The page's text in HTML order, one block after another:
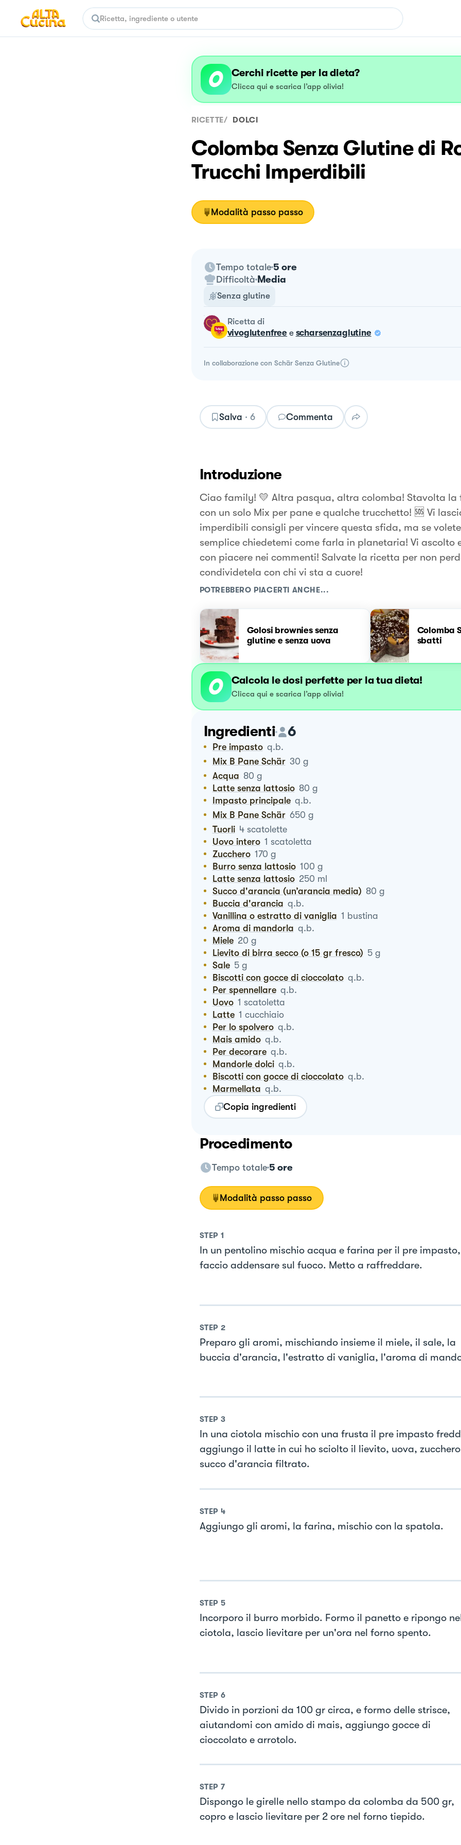
Cerchi ricette per la dieta?
Clicca qui e scarica l’app olivia!
RICETTE/ DOLCI
Colomba Senza Glutine di
Trucchi Imperdibili
Modalità passo passo
Tempo totale 5 ore
Difficoltà Media
Senza glutine
ricetta di
vivoglutenfree e scharsenzaglutine
In collaborazione con Schär Senza Glutine
Salva · 6 Commenta
Introduzione
Ciao family! 💛 Altra pasqua, altra colomba! Stavolta la
con un solo Mix per pane e qualche trucchetto! 🆘 Vi
imperdibili consigli per vincere questa sfida, ma se
semplice chiedetemi come farla in planetaria! Vi ascolto
con piacere nei commenti! Salvate la ricetta per non
condividetela con chi vi sta a cuore!
POTREBBERO PIACERTI ANCHE...
Golosi brownies senza
glutine e senza uova
Colomba
sbatti
Calcola le dosi perfette per la tua dieta!
Clicca qui e scarica l’app olivia!
Ingredienti 6
Pre impasto q.b.
Mix B Pane Schär 30 g
Acqua 80 g
Latte senza lattosio 80 g
Impasto principale q.b.
Mix B Pane Schär 650 g
Tuorli 4 scatolette
Uovo intero 1 scatoletta
Zucchero 170 g
Burro senza lattosio 100 g
Latte senza lattosio 250 ml
Succo d'arancia (un’arancia media) 80 g
Buccia d'arancia q.b.
Vanillina o estratto di vaniglia 1 bustina
Aroma di mandorla q.b.
Miele 20 g
Lievito di birra secco (o 15 gr fresco) 5 g
Sale 5 g
Biscotti con gocce di cioccolato q.b.
Per spennellare q.b.
Uovo 1 scatoletta
Latte 1 cucchiaio
Per lo spolvero q.b.
Mais amido q.b.
Per decorare q.b.
Mandorle dolci q.b.
Biscotti con gocce di cioccolato q.b.
Marmellata q.b.
Copia ingredienti
Procedimento
Tempo totale 5 ore
Modalità passo passo
STEP 1
In un pentolino mischio acqua e farina per il pre impasto,
faccio addensare sul fuoco. Metto a raffreddare.
STEP 2
Preparo gli aromi, mischiando insieme il miele, il sale, la
buccia d'arancia, l'estratto di vaniglia, l'aroma di
STEP 3
In una ciotola mischio con una frusta il pre impasto
aggiungo il latte in cui ho sciolto il lievito, uova,
succo d'arancia filtrato.
STEP 4
Aggiungo gli aromi, la farina, mischio con la spatola.
STEP 5
Incorporo il burro morbido. Formo il panetto e ripongo
ciotola, lascio lievitare per un'ora nel forno spento.
STEP 6
Divido in porzioni da 100 gr circa, e formo delle strisce,
aiutandomi con amido di mais, aggiungo gocce di
cioccolato e arrotolo.
STEP 7
Dispongo le girelle nello stampo da colomba da 500 gr,
copro e lascio lievitare per 2 ore nel forno tiepido.